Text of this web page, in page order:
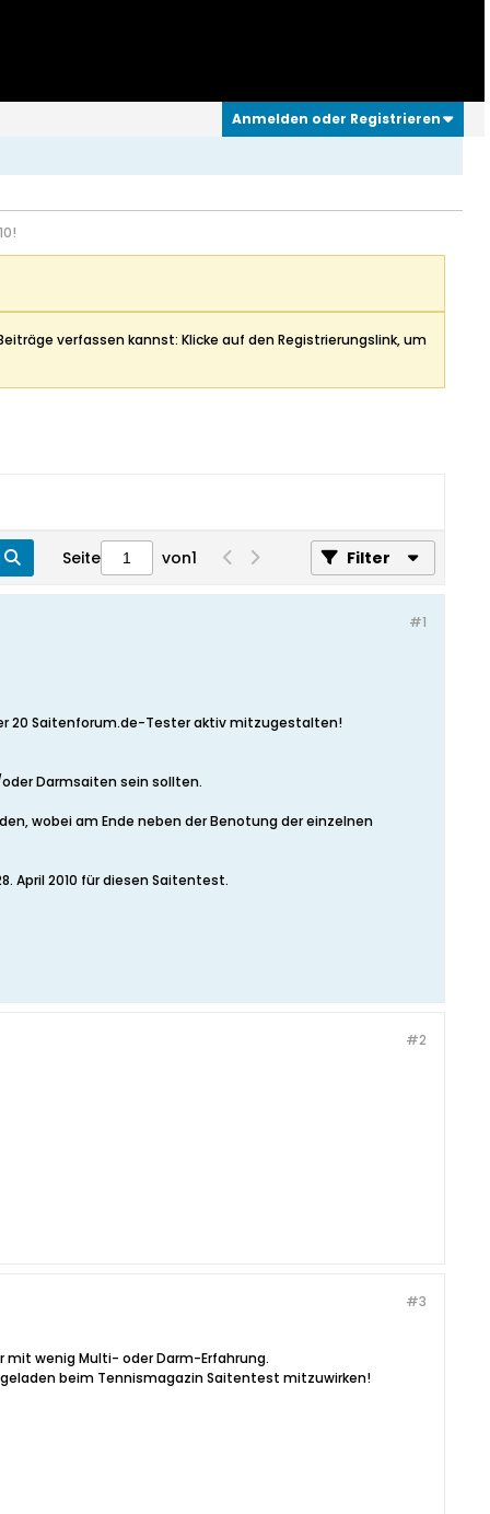
Anmelden oder Registrieren
verfassen kannst: Klicke auf den Registrierungslink, um
Seite von1 Filter
#1
20 Saitenforum.de-Tester aktiv mitzugestalten!
Darmsaiten sein sollten.
wobei am Ende neben der Benotung der einzelnen
April 2010 für diesen Saitentest.
#2
#3
mit wenig Multi- oder Darm-Erfahrung.
beim Tennismagazin Saitentest mitzuwirken!